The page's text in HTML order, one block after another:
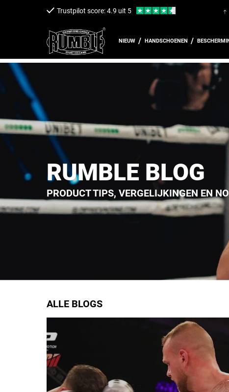
naar de contentTrustpilot score: 4.9 uit 5
NIEUW HANDSCHOENEN
RUMBLE BLOG
PRODUCT TIPS, VERGELIJKINGEN EN
ALLE BLOGS